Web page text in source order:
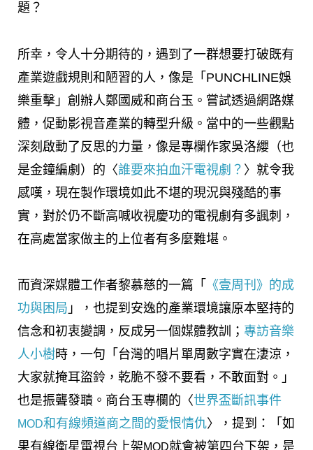
題？
所幸，令人十分期待的，遇到了一群想要打破既有
產業遊戲規則和陋習的人，像是「PUNCHLINE娛
樂重擊」創辦人鄭國威和商台玉。嘗試透過網路媒
體，促動影視音產業的轉型升級。當中的一些觀點
深刻啟動了反思的力量，像是專欄作家吳洛纓（也
是金鐘編劇）的〈誰要來拍血汗電視劇？ 〉就令我
感嘆，現在製作環境如此不堪的現況與殘酷的事
實，對於仍不斷高喊收視慶功的電視劇有多諷刺，
在高處當家做主的上位者有多麼難堪。
而資深媒體工作者黎慕慈的一篇「
《壹周刊》的成
功與困局 」，也提到安逸的產業環境讓原本堅持的
信念和初衷變調，反成另一個媒體教訓； 專訪音樂
人小樹時，一句「台灣的唱片單周數字實在淒涼，
大家就掩耳盜鈴，乾脆不發不要看，不敢面對。」
也是振聾發聵。商台玉專欄的〈世界盃斷訊事件
MOD和有線頻道商之間的愛恨情仇〉，提到：「如
果有線衛星電視台上架MOD就會被第四台下架，是